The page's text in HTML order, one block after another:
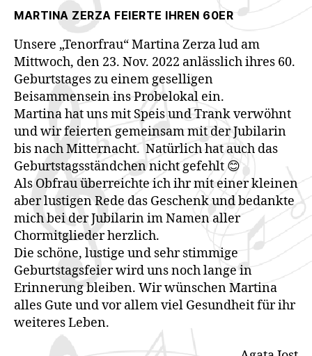
MARTINA ZERZA FEIERTE IHREN 60ER
Unsere „Tenorfrau“ Martina Zerza lud am
Mittwoch, den 23. Nov. 2022 anlässlich ihres 60.
Geburtstages zu einem geselligen
Beisammensein ins Probelokal ein.
Martina hat uns mit Speis und Trank verwöhnt
und wir feierten gemeinsam mit der Jubilarin
bis nach Mitternacht. Natürlich hat auch das
Geburtstagsständchen nicht gefehlt 😊
Als Obfrau überreichte ich ihr mit einer kleinen
aber lustigen Rede das Geschenk und bedankte
mich bei der Jubilarin im Namen aller
Chormitglieder herzlich.
Die schöne, lustige und sehr stimmige
Geburtstagsfeier wird uns noch lange in
Erinnerung bleiben. Wir wünschen Martina
alles Gute und vor allem viel Gesundheit für ihr
weiteres Leben.